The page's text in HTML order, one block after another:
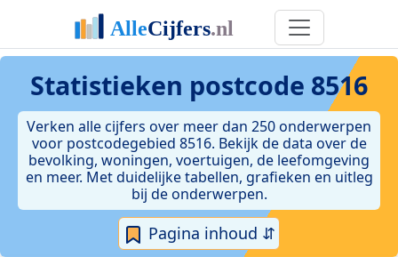
Statistieken postcode 8516
Verken alle cijfers over meer dan 250 onderwerpen
voor postcodegebied 8516. Bekijk de data over de
bevolking, woningen, voertuigen, de leefomgeving
en meer. Met duidelijke tabellen, grafieken en uitleg
bij de onderwerpen.
Pagina inhoud ⇵